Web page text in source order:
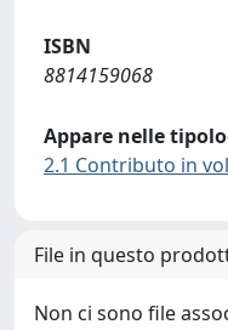
ISBN
8814159068
Appare nelle
2.1 Contributo in
File in questo
Non ci sono file